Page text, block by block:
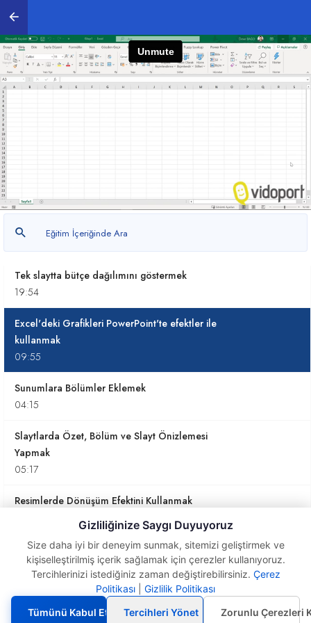
Finansal Sunumlarda rakamlarını slaytlara
yansıtma
24:23
Slaytlarınızda Hareketli Halkalar nasıl
oluşturursunuz?
Tek slaytta bütçe dağılımını göstermek
19:54
Excel'deki Grafikleri PowerPoint'te efektler ile
kullanmak
09:55
Sunumlara Bölümler Eklemek
04:15
Slaytlarda Özet, Bölüm ve Slayt Önizlemesi
Yapmak
05:17
Resimlerde Dönüşüm Efektini Kullanmak
Rakamlarda Dönüşüm Efektinden Yararlanmak
09:03
2. PowerPoint'te Tetikleyicileri Kullanmak
Excel'deki Grafikleri
PowerPoint'te efektler ile
kullanmak
Gizliliğinize Saygı Duyuyoruz
Size daha iyi bir deneyim sunmak, sitemizi geliştirmek ve
kişiselleştirilmiş içerik sağlamak için çerezler kullanıyoruz.
Tercihlerinizi istediğiniz zaman değiştirebilirsiniz. Çerez
Politikası
Gizlilik Politikası
Tümünü Kabul Et
Tercihleri Yönet Zorunlu Çerezleri